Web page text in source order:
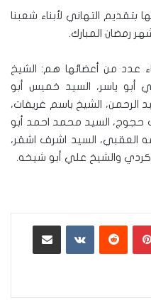
بتقديم التهاني لأبناء شعبنا
رمضان المبارك.
عدد من أعضائها هم: الشيخ
أبو ياسر، السيد خميس أبو
الشيخ باسم غريفات،
حجوج، السيد محمد احمد أبو
العقبي، السيد اشرف اشقر،
كردي والشيخ علي أبو شيخه.
بينتيريست ‏VKontakte